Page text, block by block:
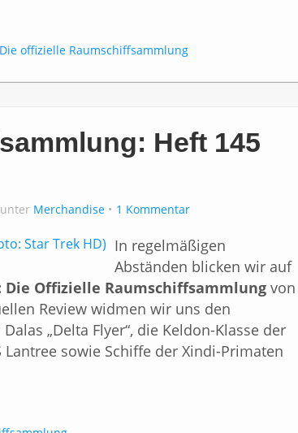
offizielle Raumschiffsammlung
Heft 145
Merchandise 1 Kommentar
In regelmäßigen
Abständen blicken wir auf
Die Offizielle Raumschiffsammlung von
Review widmen wir uns den
„Delta Flyer“, die Keldon-Klasse der
sowie Schiffe der Xindi-Primaten